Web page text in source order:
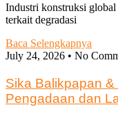
Industri konstruksi global
terkait degradasi
Baca Selengkapnya
July 24, 2026
No
Sika Balikpapan
Pengadaan dan